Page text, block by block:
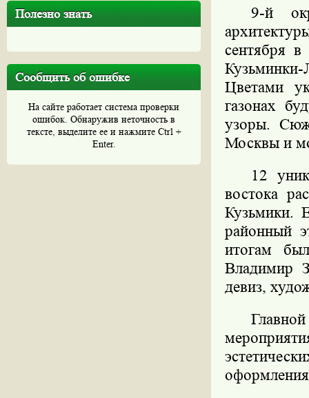
Полезно знать
Сообщить об ошибке
На сайте работает система проверки
ошибок. Обнаружив неточность в
тексте, выделите ее и нажмите Ctrl +
Enter.
9-й
сентября
Цветами
газонах
узоры.
Москвы и
12
востока
Кузьмики.
районный
итогам
Владимир
девиз,